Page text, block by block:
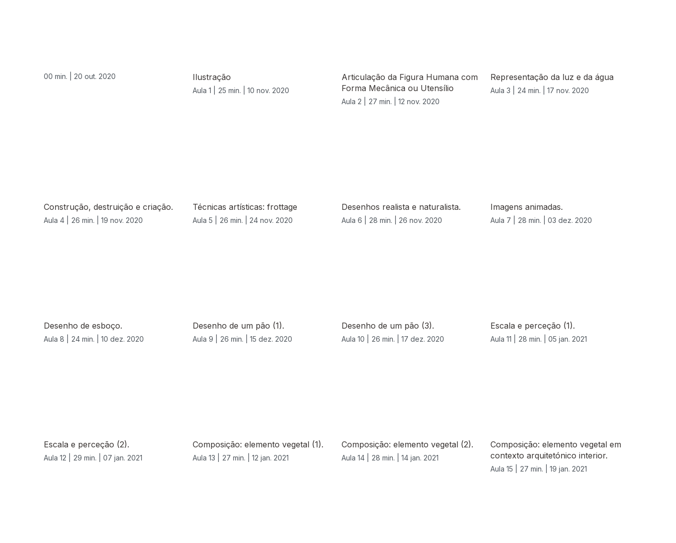
00 min. | 20 out. 2020 Ilustração
Aula 1 | 25 min. | 10 nov. 2020
Articulação da Figura Humana com
Forma Mecânica ou Utensílio
Aula 2 | 27 min. | 12 nov. 2020
Representação da luz e da água
Aula 3 | 24 min. | 17 nov. 2020
Construção, destruição e criação.
Aula 4 | 26 min. | 19 nov. 2020
Técnicas artísticas: frottage
Aula 5 | 26 min. | 24 nov. 2020
Desenhos realista e naturalista.
Aula 6 | 28 min. | 26 nov. 2020
Imagens animadas.
Aula 7 | 28 min. | 03 dez. 2020
Desenho de esboço.
Aula 8 | 24 min. | 10 dez. 2020
Desenho de um pão (1).
Aula 9 | 26 min. | 15 dez. 2020
Desenho de um pão (3).
Aula 10 | 26 min. | 17 dez. 2020
Escala e perceção (1).
Aula 11 | 28 min. | 05 jan. 2021
Escala e perceção (2).
Aula 12 | 29 min. | 07 jan. 2021
Composição: elemento vegetal (1).
Aula 13 | 27 min. | 12 jan. 2021
Composição: elemento vegetal (2).
Aula 14 | 28 min. | 14 jan. 2021
Composição: elemento vegetal em
contexto arquitetónico interior.
Aula 15 | 27 min. | 19 jan. 2021